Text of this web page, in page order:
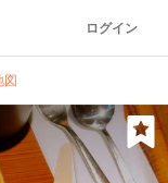
ログイン
図